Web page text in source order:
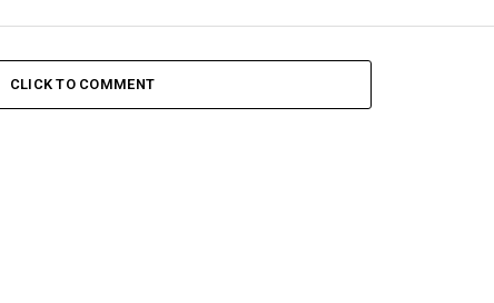
CLICK TO COMMENT